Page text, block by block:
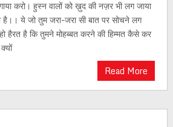
करो। हुस्न वालों को ख़ुद की नज़र भी लग जाया
है।। ये जो तुम जरा-जरा सी बात पर सोचने लग
हैरत है कि तुमने मोहब्बत करने की हिम्मत कैसे कर
Read More